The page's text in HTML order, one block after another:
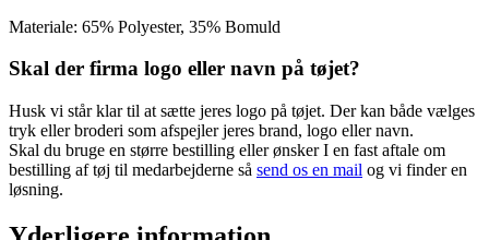
Materiale: 65% Polyester, 35% Bomuld
Skal der firma logo eller navn på tøjet?
Husk vi står klar til at sætte jeres logo på tøjet. Der kan både vælges
tryk eller broderi som afspejler jeres brand, logo eller navn.
Skal du bruge en større bestilling eller ønsker I en fast aftale om
bestilling af tøj til medarbejderne så send os en mail og vi finder en
løsning.